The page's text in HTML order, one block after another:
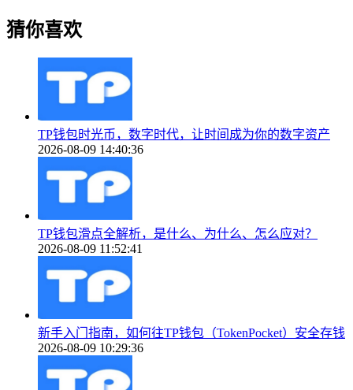
猜你喜欢
TP钱包时光币，数字时代，让时间成为你的数字资产
2026-08-09 14:40:36
TP钱包滑点全解析，是什么、为什么、怎么应对？
2026-08-09 11:52:41
新手入门指南，如何往TP钱包（TokenPocket）安全存钱
2026-08-09 10:29:36